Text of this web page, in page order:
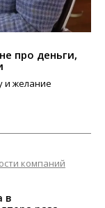
про деньги,
и желание
компаний
в